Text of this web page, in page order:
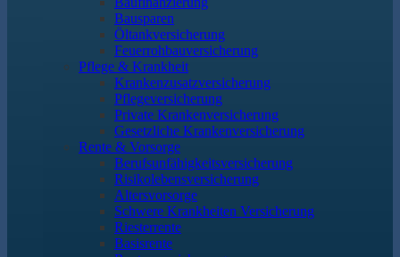
Bausparen
Öltankversicherung
Feuerrohbauversicherung
Pflege & Krankheit
Krankenzusatzversicherung
Pflegeversicherung
Private Krankenversicherung
Gesetzliche Krankenversicherung
Rente & Vorsorge
Berufs­unfähigkeitsversicherung
Risikolebensversicherung
Altersvorsorge
Schwere Krankheiten Versicherung
Riesterrente
Basisrente